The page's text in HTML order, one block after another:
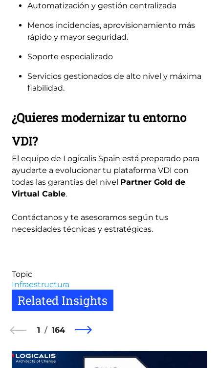
Automatización y gestión centralizada
Menos incidencias, aprovisionamiento más
rápido y mayor seguridad.
Soporte especializado
Servicios gestionados de alto nivel y máxima
fiabilidad.
¿Quieres modernizar tu entorno
VDI?
El equipo de Logicalis Spain está preparado para
ayudarte a evolucionar tu plataforma VDI con
todas las garantías del nivel Partner Gold de
Virtual Cable.
Contáctanos y te asesoramos según tus
necesidades técnicas y estratégicas.
Topic
Infraestructura
Related Insights
1 164